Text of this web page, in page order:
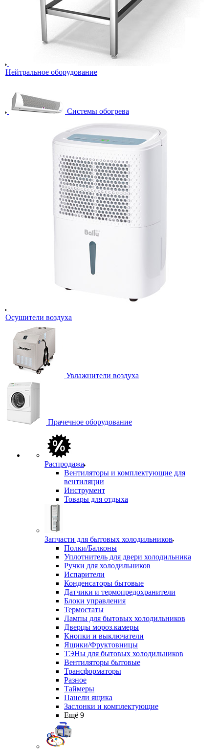
Нейтральное оборудование
Системы обогрева
Осушители воздуха
Увлажнители воздуха
Прачечное оборудование
Распродажа
Вентиляторы и комплектующие для
вентиляции
Инструмент
Товары для отдыха
Запчасти для бытовых холодильников
Полки/Балконы
Уплотнитель для двери холодильника
Ручки для холодильников
Испарители
Конденсаторы бытовые
Датчики и термопредохранители
Блоки управления
Термостаты
Лампы для бытовых холодильников
Дверцы мороз.камеры
Кнопки и выключатели
Ящики/Фруктовницы
ТЭНы для бытовых холодильников
Вентиляторы бытовые
Трансформаторы
Разное
Таймеры
Панели ящика
Заслонки и комплектующие
Ещё 9